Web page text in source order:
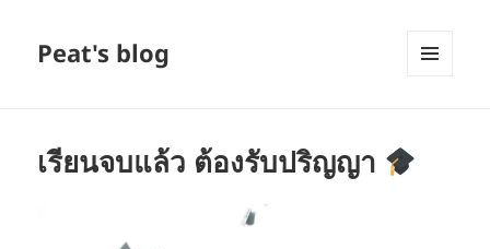
Peat's blog
เรียนจบแล้ว ต้องรับปริญญา